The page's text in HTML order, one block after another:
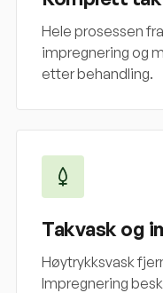
Hele prosessen
impregnering og
etter behandling.
Takvask og
Høytrykksvask
Impregnering